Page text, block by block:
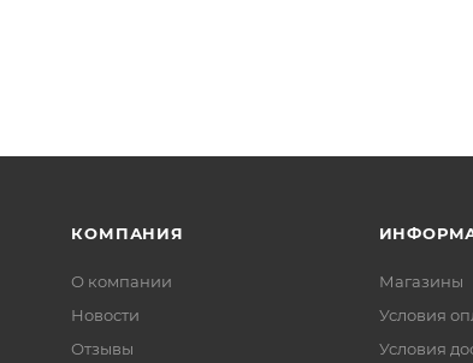
КОМПАНИЯ
О компании
Новости
Отзывы
Магазины
Условия
Условия